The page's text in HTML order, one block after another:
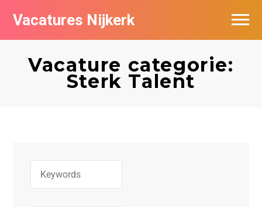
Vacatures Nijkerk
Vacature categorie:
Sterk Talent